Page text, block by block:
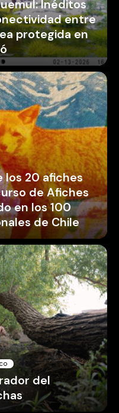
Inéditos
entre
protegida en
los 20 afiches
de Afiches
en los 100
de Chile
del